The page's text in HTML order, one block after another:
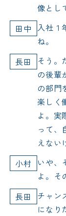
像とし
田中
入社１
ね。
長田
そう。
の後輩
の部門
楽しく
よ。実
って、
えな
小村
いや、
よ。そ
長田
チャン
になり